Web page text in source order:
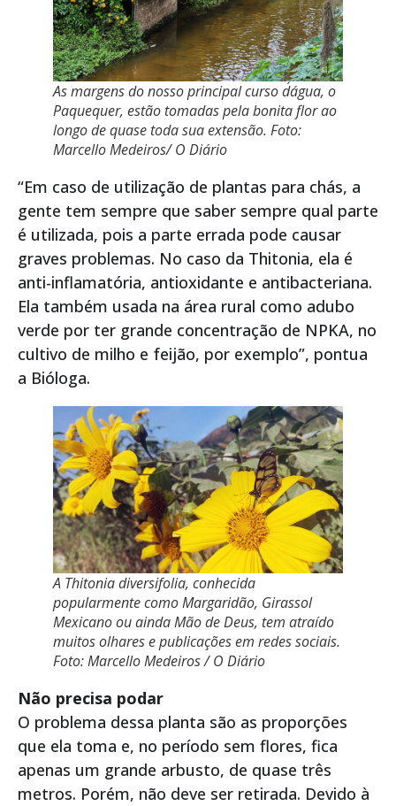
As margens do nosso principal curso d´água, o
Paquequer, estão tomadas pela bonita flor ao
longo de quase toda sua extensão. Foto:
Marcello Medeiros/ O Diário
“Em caso de utilização de plantas para chás, a
gente tem sempre que saber sempre qual parte
é utilizada, pois a parte errada pode causar
graves problemas. No caso da Thitonia, ela é
anti-inflamatória, antioxidante e antibacteriana.
Ela também usada na área rural como adubo
verde por ter grande concentração de NPKA, no
cultivo de milho e feijão, por exemplo”, pontua
a Bióloga.
A Thitonia diversifolia, conhecida
popularmente como Margaridão, Girassol
Mexicano ou ainda Mão de Deus, tem atraído
muitos olhares e publicações em redes sociais.
Foto: Marcello Medeiros / O Diário
Não precisa podar
O problema dessa planta são as proporções
que ela toma e, no período sem flores, fica
apenas um grande arbusto, de quase três
metros. Porém, não deve ser retirada. Devido à